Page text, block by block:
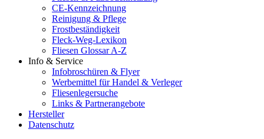
CE-Kennzeichnung
Reinigung & Pflege
Frostbeständigkeit
Fleck-Weg-Lexikon
Fliesen Glossar A-Z
Info & Service
Infobroschüren & Flyer
Werbemittel für Handel & Verleger
Fliesenlegersuche
Links & Partnerangebote
Hersteller
Datenschutz